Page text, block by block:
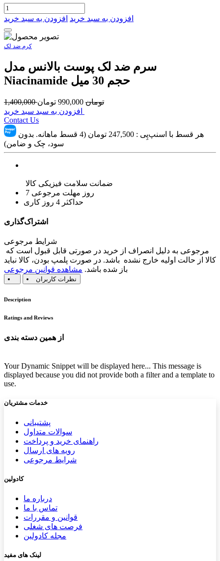
افزودن به سبد خرید افزودن به سبد خرید
کرم ضد لک
سرم ضد لک پوست بالانس مدل
Niacinamide حجم 30 میل
1,400,000 تومان 990,000 تومان
Contact Us
هر قسط با اسنپ‌پِی : 247,500
تومان (4 قسط ماهانه. بدون
سود، چک و ضامن)
ضمانت سلامت فیزیکی کالا
7 روز مهلت مرجوعی
حداکثر 4 روز کاری
اشتراک‌گذاری
شرایط مرجوعی
کالا از حالت اولیه خارج نشده باشد. در صورت پلمپ بودن، کالا نباید
باز شده باشد. مشاهده قوانین مرجوعی
نظرات کاربران
Description
Ratings and Reviews
از همین دسته بندی
Your Dynamic Snippet will be displayed here... This message is
displayed because you did not provide both a filter and a template to
use.
خدمات مشتریان
پشتیب​​انی
سوالات متداول
راهنمای خرید و پرداخت
رویه های ارسال
شرایط مرجوعی
کادولین
درباره ما
تماس با ما
قوانین و مقررات
فرصت های شغلی
مجله کادولین
لینک های مفید